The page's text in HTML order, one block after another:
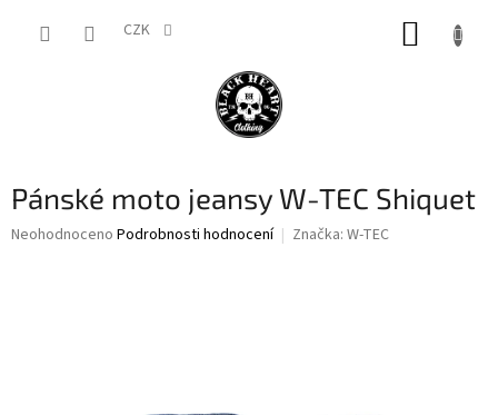
CZK
Pánské moto jeansy W-TEC Shiquet
Průměrné
Neohodnoceno Podrobnosti hodnocení Značka: W-TEC